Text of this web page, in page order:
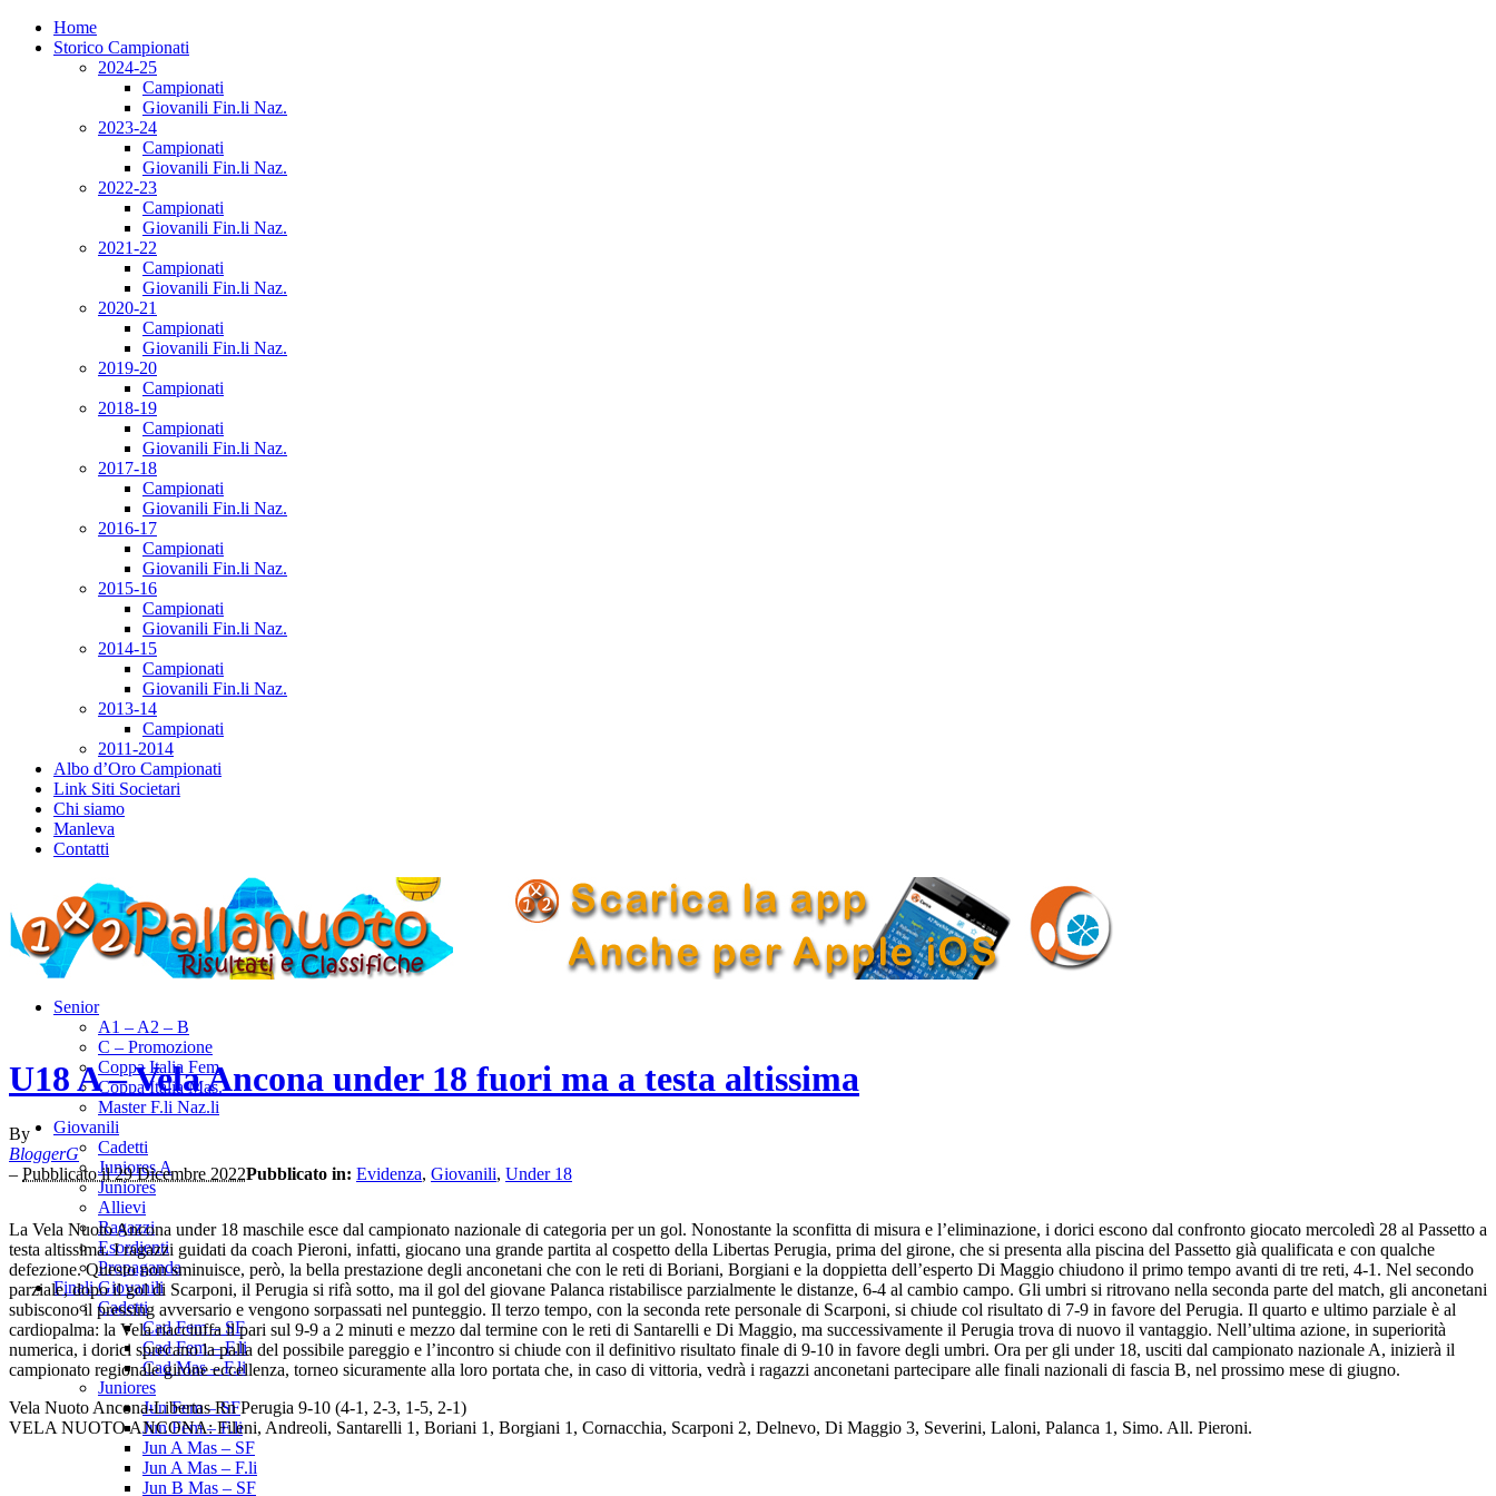
Home
Storico Campionati
2024-25
Campionati
Giovanili Fin.li Naz.
2023-24
Campionati
Giovanili Fin.li Naz.
2022-23
Campionati
Giovanili Fin.li Naz.
2021-22
Campionati
Giovanili Fin.li Naz.
2020-21
Campionati
Giovanili Fin.li Naz.
2019-20
Campionati
2018-19
Campionati
Giovanili Fin.li Naz.
2017-18
Campionati
Giovanili Fin.li Naz.
2016-17
Campionati
Giovanili Fin.li Naz.
2015-16
Campionati
Giovanili Fin.li Naz.
2014-15
Campionati
Giovanili Fin.li Naz.
2013-14
Campionati
2011-2014
Albo d’Oro Campionati
Link Siti Societari
Chi siamo
Manleva
Contatti
Senior
A1 – A2 – B
C – Promozione
Coppa Italia Fem.
Coppa Italia Mas.
Master F.li Naz.li
Giovanili
Cadetti
Juniores A
Juniores
Allievi
Ragazzi
Esordienti
Propaganda
Finali Giovanili
Cadetti
Cad Fem – SF
Cad Fem – F.li
Cad Mas – F.li
Juniores
Jun Fem – SF
Jun Fem – F.li
Jun A Mas – SF
Jun A Mas – F.li
Jun B Mas – SF
U18 A – Vela Ancona under 18 fuori ma a testa altissima
By
BloggerG
– Pubblicato il 29 Dicembre 2022Pubblicato in: Evidenza, Giovanili, Under 18
La Vela Nuoto Ancona under 18 maschile esce dal campionato nazionale di categoria per un gol. Nonostante la sconfitta di misura e l’eliminazione, i dorici escono dal confronto giocato mercoledì 28 al Passetto a
testa altissima. I ragazzi guidati da coach Pieroni, infatti, giocano una grande partita al cospetto della Libertas Perugia, prima del girone, che si presenta alla piscina del Passetto già qualificata e con qualche
defezione. Questo non sminuisce, però, la bella prestazione degli anconetani che con le reti di Boriani, Borgiani e la doppietta dell’esperto Di Maggio chiudono il primo tempo avanti di tre reti, 4-1. Nel secondo
parziale, dopo il gol di Scarponi, il Perugia si rifà sotto, ma il gol del giovane Palanca ristabilisce parzialmente le distanze, 6-4 al cambio campo. Gli umbri si ritrovano nella seconda parte del match, gli anconetani
subiscono il pressing avversario e vengono sorpassati nel punteggio. Il terzo tempo, con la seconda rete personale di Scarponi, si chiude col risultato di 7-9 in favore del Perugia. Il quarto e ultimo parziale è al
cardiopalma: la Vela riacciuffa il pari sul 9-9 a 2 minuti e mezzo dal termine con le reti di Santarelli e Di Maggio, ma successivamente il Perugia trova di nuovo il vantaggio. Nell’ultima azione, in superiorità
numerica, i dorici sprecano la palla del possibile pareggio e l’incontro si chiude con il definitivo risultato finale di 9-10 in favore degli umbri. Ora per gli under 18, usciti dal campionato nazionale A, inizierà il
campionato regionale girone eccellenza, torneo sicuramente alla loro portata che, in caso di vittoria, vedrà i ragazzi anconetani partecipare alle finali nazionali di fascia B, nel prossimo mese di giugno.
Vela Nuoto Ancona-Libertas Rn Perugia 9-10 (4-1, 2-3, 1-5, 2-1)
VELA NUOTO ANCONA: Fileni, Andreoli, Santarelli 1, Boriani 1, Borgiani 1, Cornacchia, Scarponi 2, Delnevo, Di Maggio 3, Severini, Laloni, Palanca 1, Simo. All. Pieroni.